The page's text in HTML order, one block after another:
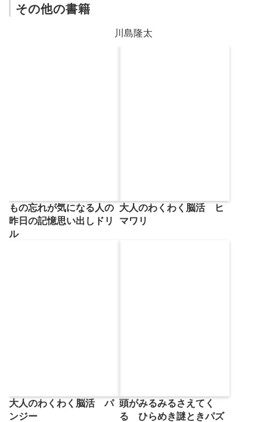
その他の書籍
川島隆太
もの忘れが気になる人の
昨日の記憶思い出しドリ
ル
大人のわくわく脳活 ヒ
マワリ
大人のわくわく脳活 パ
ンジー
頭がみるみるさえてく
る ひらめき謎ときパズ